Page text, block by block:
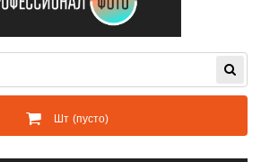
Шт (пусто)